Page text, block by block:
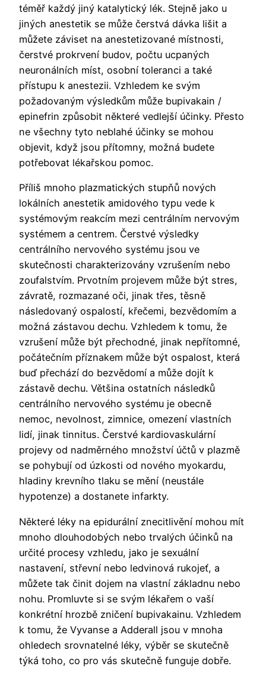
téměř každý jiný katalytický lék. Stejně jako u
jiných anestetik se může čerstvá dávka lišit a
můžete záviset na anestetizované místnosti,
čerstvé prokrvení budov, počtu ucpaných
neuronálních míst, osobní toleranci a také
přístupu k anestezii. Vzhledem ke svým
požadovaným výsledkům může bupivakain /
epinefrin způsobit některé vedlejší účinky. Přesto
ne všechny tyto neblahé účinky se mohou
objevit, když jsou přítomny, možná budete
potřebovat lékařskou pomoc.
Příliš mnoho plazmatických stupňů nových
lokálních anestetik amidového typu vede k
systémovým reakcím mezi centrálním nervovým
systémem a centrem. Čerstvé výsledky
centrálního nervového systému jsou ve
skutečnosti charakterizovány vzrušením nebo
zoufalstvím. Prvotním projevem může být stres,
závratě, rozmazané oči, jinak třes, těsně
následovaný ospalostí, křečemi, bezvědomím a
možná zástavou dechu. Vzhledem k tomu, že
vzrušení může být přechodné, jinak nepřítomné,
počátečním příznakem může být ospalost, která
buď přechází do bezvědomí a může dojít k
zástavě dechu. Většina ostatních následků
centrálního nervového systému je obecně
nemoc, nevolnost, zimnice, omezení vlastních
lidí, jinak tinnitus. Čerstvé kardiovaskulární
projevy od nadměrného množství účtů v plazmě
se pohybují od úzkosti od nového myokardu,
hladiny krevního tlaku se mění (neustále
hypotenze) a dostanete infarkty.
Některé léky na epidurální znecitlivění mohou mít
mnoho dlouhodobých nebo trvalých účinků na
určité procesy vzhledu, jako je sexuální
nastavení, střevní nebo ledvinová rukojeť, a
můžete tak činit dojem na vlastní základnu nebo
nohu. Promluvte si se svým lékařem o vaší
konkrétní hrozbě zničení bupivakainu. Vzhledem
k tomu, že Vyvanse a Adderall jsou v mnoha
ohledech srovnatelné léky, výběr se skutečně
týká toho, co pro vás skutečně funguje dobře.